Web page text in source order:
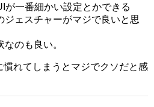
が一番細かい設定とかできる
ジェスチャーがマジで良いと思
のも良い。
れてしまうとマジでクソだと感